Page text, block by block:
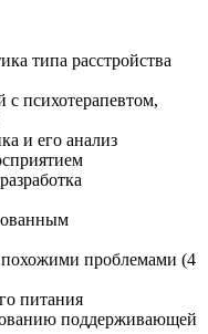
типа расстройства
с психотерапевтом,
и его анализ
похожими проблемами (4
питания
поддерживающей